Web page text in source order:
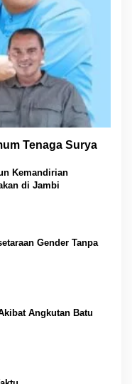
Tenaga Surya
Kemandirian
di Jambi
Gender Tanpa
Angkutan Batu